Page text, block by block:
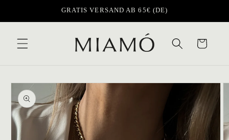
Inhalt
GRATIS VERSAND AB 65€ (DE)
Warenkorb